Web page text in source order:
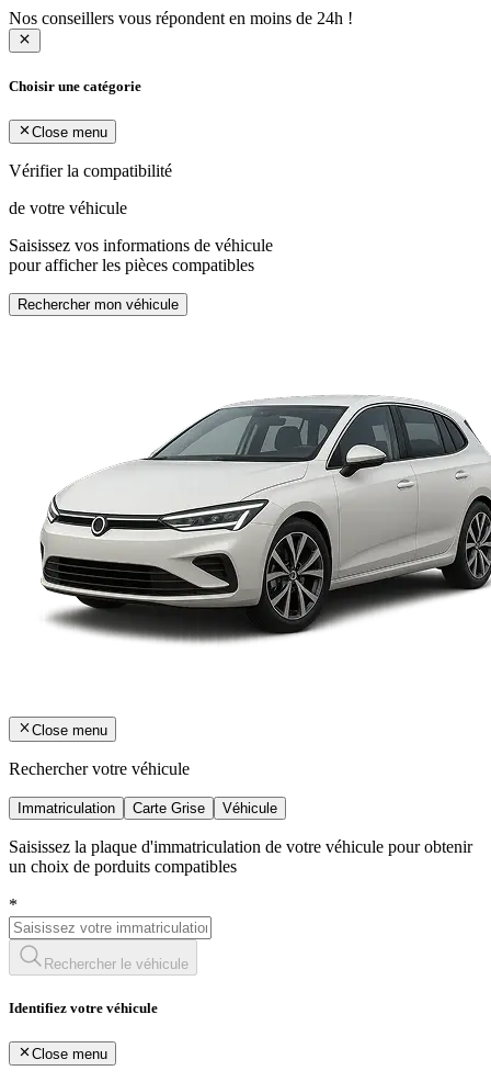
Nos conseillers vous répondent en moins de 24h !
Choisir une catégorie
Close menu
Vérifier la compatibilité
de votre véhicule
Saisissez vos informations de véhicule
pour afficher les pièces compatibles
Rechercher mon véhicule
Close menu
Rechercher votre véhicule
Immatriculation Carte Grise Véhicule
Saisissez la plaque d'immatriculation de votre véhicule pour obtenir
un choix de porduits compatibles
*
Rechercher le véhicule
Identifiez votre véhicule
Close menu